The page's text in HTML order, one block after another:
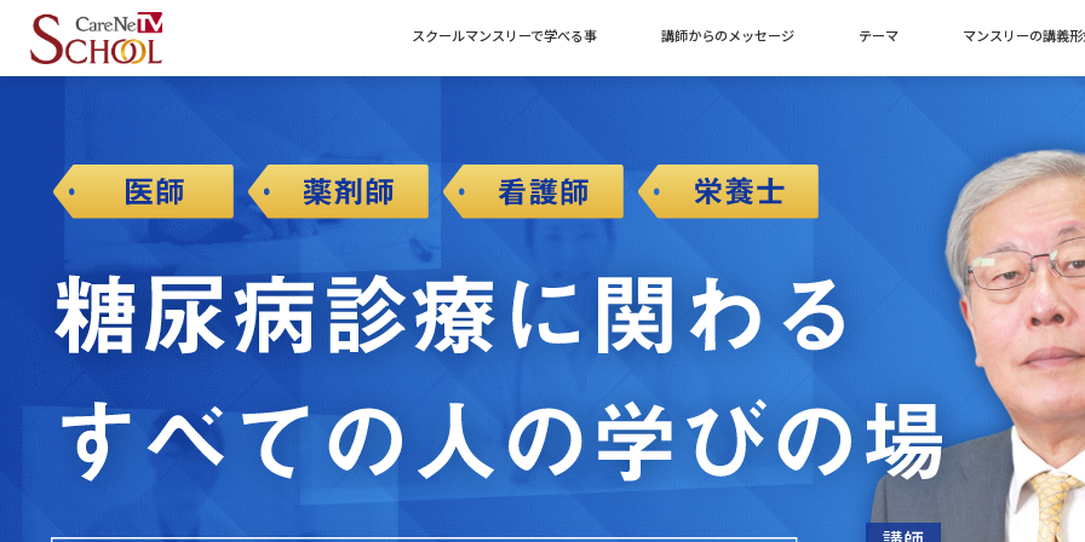
スクールマンスリーで学べる事 講師からのメッセージ テーマ マンスリーの講義